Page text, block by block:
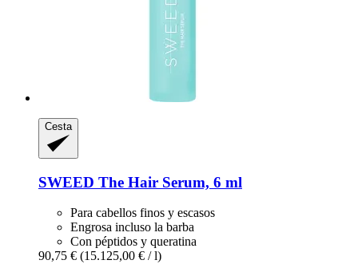
Cesta
SWEED The Hair Serum, 6 ml
Para cabellos finos y escasos
Engrosa incluso la barba
Con péptidos y queratina
90,75 € (15.125,00 € / l)